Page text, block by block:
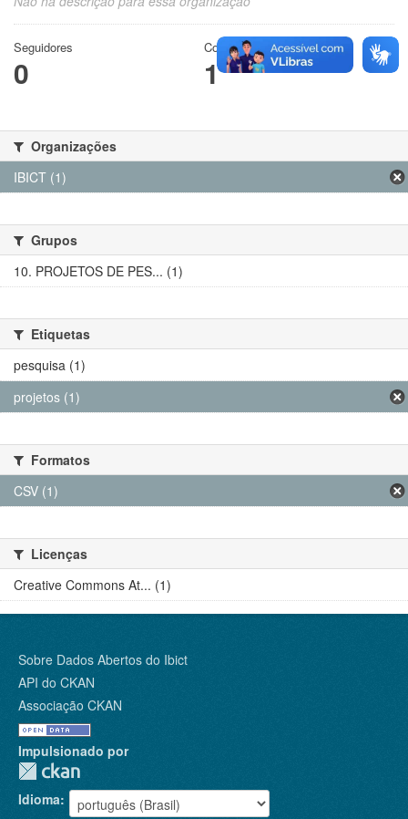
Seguidores
0
Conjuntos de dados
1
Organizações
IBICT (1)
Grupos
10. PROJETOS DE PES... (1)
Etiquetas
pesquisa (1)
projetos (1)
Formatos
CSV (1)
Licenças
Creative Commons At... (1)
Sobre Dados Abertos do Ibict
API do CKAN
Associação CKAN
Impulsionado por
Idioma